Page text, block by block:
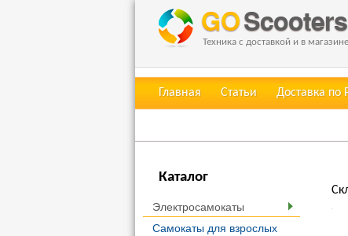
Техника с доставкой и в магазине
Главная Статьи Доставка по
Каталог
Электросамокаты
Самокаты для взрослых